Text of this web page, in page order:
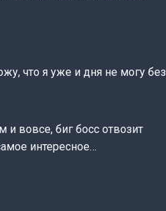
что я уже и дня не могу без
и вовсе, биг босс отвозит
интересное…